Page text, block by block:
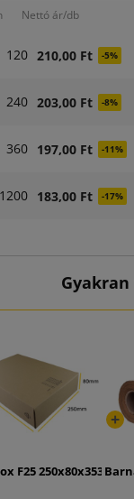
Nettó ár/db
120 210,00 Ft -5%
240 203,00 Ft -8%
360 197,00 Ft -11%
1200 183,00 Ft -17%
F25 250x80x353